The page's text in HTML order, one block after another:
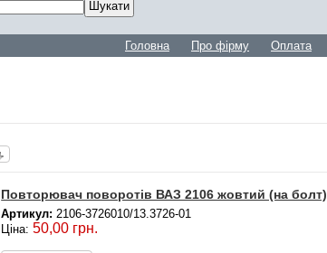
Головна Про фірму Оплата
Повторювач поворотів ВАЗ 2106 жовтий (на болт)
Артикул: 2106-3726010/13.3726-01
Ціна:50,00 грн.